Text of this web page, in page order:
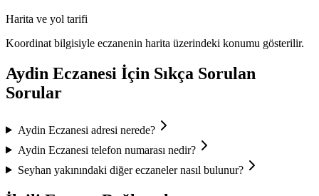
Harita ve yol tarifi
Koordinat bilgisiyle eczanenin harita üzerindeki konumu gösterilir.
Aydin Eczanesi İçin Sıkça Sorulan
Sorular
Aydin Eczanesi adresi nerede?
Aydin Eczanesi telefon numarası nedir?
Seyhan yakınındaki diğer eczaneler nasıl bulunur?